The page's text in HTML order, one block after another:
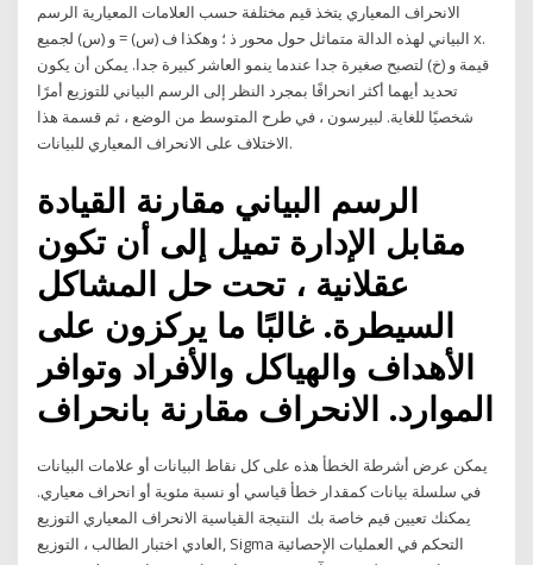
الانحراف المعياري يتخذ قيم مختلفة حسب العلامات المعيارية الرسم
البياني لهذه الدالة متماثل حول محور ذ ؛ وهكذا ف (س) = و (س) لجميع x.
قيمة و (خ) لتصبح صغيرة جدا عندما ينمو العاشر كبيرة جدا. يمكن أن يكون
تحديد أيهما أكثر انحرافًا بمجرد النظر إلى الرسم البياني للتوزيع أمرًا
شخصيًا للغاية. لبيرسون ، في طرح المتوسط من الوضع ، ثم قسمة هذا
الاختلاف على الانحراف المعياري للبيانات.
الرسم البياني مقارنة القيادة
مقابل الإدارة تميل إلى أن تكون
عقلانية ، تحت حل المشاكل
السيطرة. غالبًا ما يركزون على
الأهداف والهياكل والأفراد وتوافر
الموارد. الانحراف مقارنة بانحراف
يمكن عرض أشرطة الخطأ هذه على كل نقاط البيانات أو علامات البيانات
في سلسلة بيانات كمقدار خطأ قياسي أو نسبة مئوية أو انحراف معياري.
يمكنك تعيين قيم خاصة بك النتيجة القياسية الانحراف المعياري التوزيع
العادي اختبار الطالب ، التوزيع, Sigma التحكم في العمليات الإحصائية